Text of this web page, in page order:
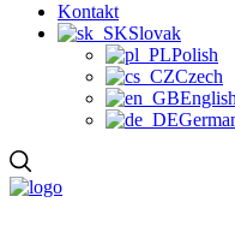
Kontakt
Slovak
Polish
Czech
English